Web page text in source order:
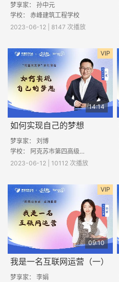
梦享家： 孙中元
学校： 赤峰建筑工程学校
2023-06-12 | 8147 次播放
VIP
14:14
如何实现自己的梦想
梦享家： 刘博
学校： 阿克苏市第四高级中学
2023-06-12 | 10112 次播放
VIP
09:10
我是一名互联网运营（一）
梦享家： 李娟